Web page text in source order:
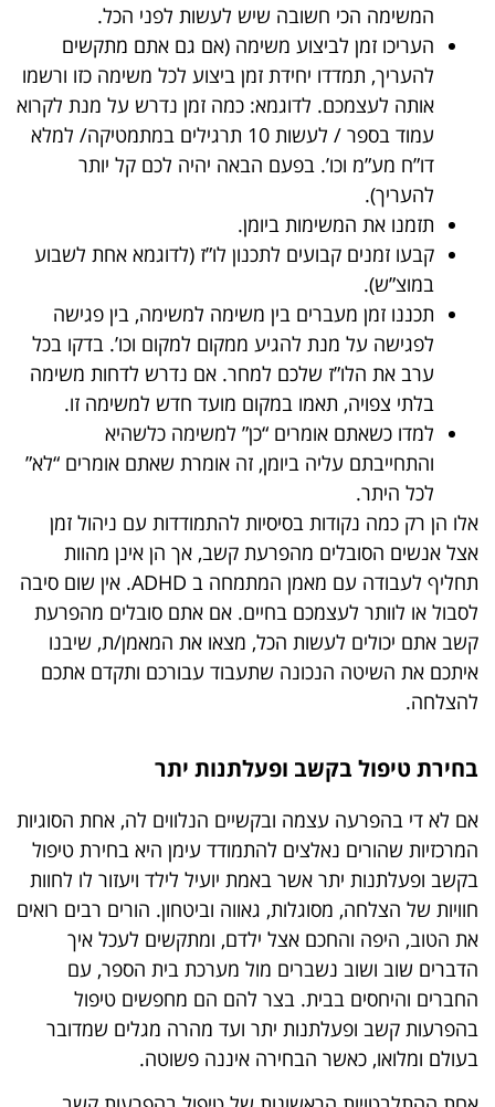
המשימה הכי חשובה שיש לעשות לפני הכל.
העריכו זמן לביצוע משימה (אם גם אתם מתקשים
להעריך, תמדדו יחידת זמן ביצוע לכל משימה כזו ורשמו
אותה לעצמכם. לדוגמא: כמה זמן נדרש על מנת לקרוא
עמוד בספר / לעשות 10 תרגילים במתמטיקה/ למלא
דו”ח מע”מ וכו’. בפעם הבאה יהיה לכם קל יותר
להעריך).
תזמנו את המשימות ביומן.
קבעו זמנים קבועים לתכנון לו”ז (לדוגמא אחת לשבוע
במוצ”ש).
תכננו זמן מעברים בין משימה למשימה, בין פגישה
לפגישה על מנת להגיע ממקום למקום וכו’. בדקו בכל
ערב את הלו”ז שלכם למחר. אם נדרש לדחות משימה
בלתי צפויה, תאמו במקום מועד חדש למשימה זו.
למדו כשאתם אומרים “כן” למשימה כלשהיא
והתחייבתם עליה ביומן, זה אומרת שאתם אומרים “לא”
לכל היתר.
אלו הן רק כמה נקודות בסיסיות להתמודדות עם ניהול זמן
אצל אנשים הסובלים מהפרעת קשב, אך הן אינן מהוות
תחליף לעבודה עם מאמן המתמחה ב ADHD. אין שום סיבה
לסבול או לוותר לעצמכם בחיים. אם אתם סובלים מהפרעת
קשב אתם יכולים לעשות הכל, מצאו את המאמן/ת, שיבנו
איתכם את השיטה הנכונה שתעבוד עבורכם ותקדם אתכם
להצלחה.
בחירת טיפול בקשב ופעלתנות יתר
אם לא די בהפרעה עצמה ובקשיים הנלווים לה, אחת הסוגיות
המרכזיות שהורים נאלצים להתמודד עימן היא בחירת טיפול
בקשב ופעלתנות יתר אשר באמת יועיל לילד ויעזור לו לחוות
חוויות של הצלחה, מסוגלות, גאווה וביטחון. הורים רבים רואים
את הטוב, היפה והחכם אצל ילדם, ומתקשים לעכל איך
הדברים שוב ושוב נשברים מול מערכת בית הספר, עם
החברים והיחסים בבית. בצר להם הם מחפשים טיפול
בהפרעות קשב ופעלתנות יתר ועד מהרה מגלים שמדובר
בעולם ומלואו, כאשר הבחירה איננה פשוטה.